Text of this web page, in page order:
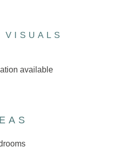
VISUALS
available